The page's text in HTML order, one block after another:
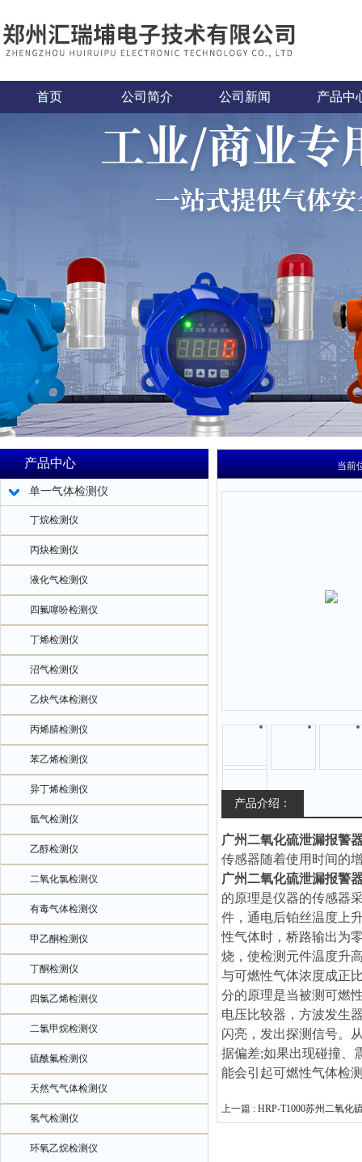
首页 公司简介 公司新闻 产品中
产品中心
单一气体检测仪
丁烷检测仪
丙炔检测仪
液化气检测仪
四氟噻吩检测仪
丁烯检测仪
沼气检测仪
乙炔气体检测仪
丙烯腈检测仪
苯乙烯检测仪
异丁烯检测仪
氩气检测仪
乙醇检测仪
二氧化氯检测仪
有毒气体检测仪
甲乙酮检测仪
丁酮检测仪
四氯乙烯检测仪
二氯甲烷检测仪
硫酰氟检测仪
天然气气体检测仪
氢气检测仪
环氧乙烷检测仪
当前
产品介绍：
广州二氧化硫泄漏报警
传感器随着使用时间的
广州二氧化硫泄漏报警
的原理是仪器的传感器
件，通电后铂丝温度上
性气体时，桥路输出为
烧，使检测元件温度升
与可燃性气体浓度成正
分的原理是当被测可燃
电压比较器，方波发生
闪亮，发出探测信号。
据偏差;如果出现碰撞、
能会引起可燃性气体检
上一篇 : HRP-T1000苏州二氧化